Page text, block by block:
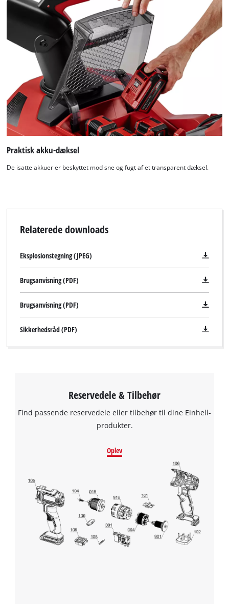
Praktisk akku-dæksel
De isatte akkuer er beskyttet mod sne og fugt af et transparent dæksel.
Relaterede downloads
Eksplosionstegning (JPEG)
Brugsanvisning (PDF)
Brugsanvisning (PDF)
Sikkerhedsråd (PDF)
Reservedele & Tilbehør
Find passende reservedele eller tilbehør til dine Einhell-
produkter.
Oplev